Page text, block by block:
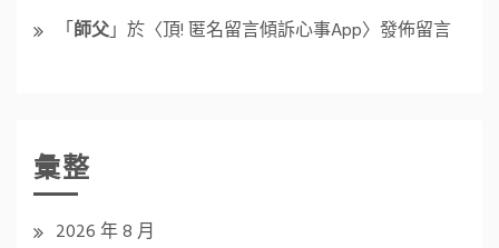
「師父」於〈頂! 匿名留言傾訴心事App〉發佈留言
彙整
2026 年 8 月